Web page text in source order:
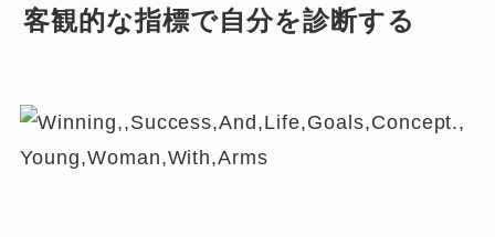
客観的な指標で自分を診断する